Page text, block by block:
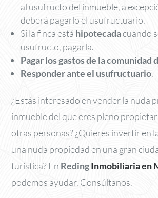
al usufructo del inmueble, a
deberá pagarlo el usufructuario.
Si la finca está hipotecadacuando
usufructo, pagarla.
Pagar los gastos de la comunidad
Responder ante el usufructuario.
¿Estás interesado en vender la nuda
inmueble del que eres pleno
otras personas? ¿Quieres invertir en
una nuda propiedad en una gran
turística? En RedingInmobiliaria en
podemos ayudar. Consúltanos.